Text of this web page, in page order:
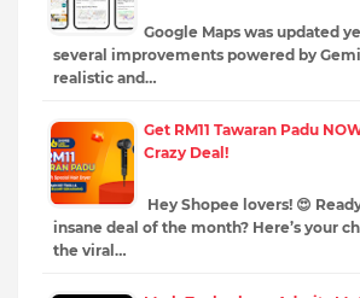
Google Maps was updated
several improvements powered by
realistic and…
Get RM11 Tawaran Padu
Crazy Deal!
Hey Shopee lovers! 😍
insane deal of the month? Here’s your
the viral…